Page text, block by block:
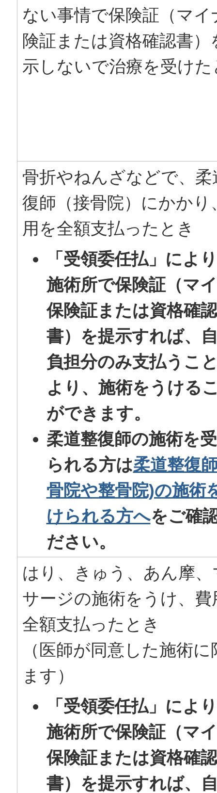
ない事情で保険証（マイ
険証または資格確認書）
示しないで治療を受けた
骨折やねんざなどで、柔
復師（接骨院）にかかり
用を全額支払ったとき
「受領委任払」によ
施術所で保険証（マ
保険証または資格確認
書）を提示すれば、
負担分のみ支払うこ
より、施術をうける
ができます。
柔道整復師の施術を
られる方は柔道整復
骨院や整骨院)の施術
けられる方へをご確
ださい。
はり、きゅう、あん摩、
サージの施術をうけ、費
全額支払ったとき
（医師が同意した施術に
ます）
「受領委任払」によ
施術所で保険証（マ
保険証または資格確認
書）を提示すれば、